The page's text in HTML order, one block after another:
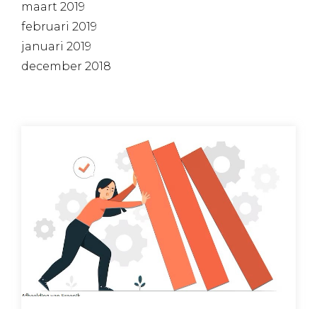
maart 2019
februari 2019
januari 2019
december 2018